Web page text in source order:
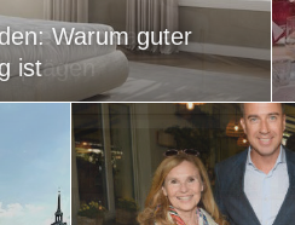
Wie erholsame
prägen
Warum guter
ist